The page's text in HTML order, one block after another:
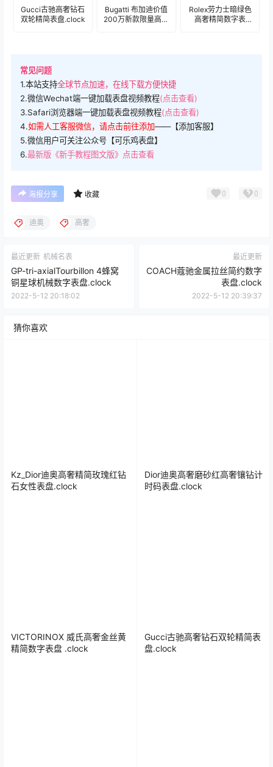
Gucci古驰高奢钻石
双轮精简表盘.clock
Bugatti 布加迪价值
200万新款限量高奢
Rolex劳力士暗绿色
高奢精简数字表
常见问题
1.本站支持全球节点加速，在线下载方便快捷
2.微信Wechat端一键加载表盘视频教程(点击查看)
3.Safari浏览器端一键加载表盘视频教程(点击查看)
4.如需人工客服微信，请点击前往添加——【添加客服】
5.微信用户可关注公众号【可乐鸡表盘】
6.最新版《新手教程图文版》点击查看
海报分享 收藏 0 0
迪奥 高奢
最近更新 机械名表
GP-tri-axialTourbillon 4蜂窝
铜星球机械数字表盘.clock
2022-5-12 20:18:02
最近更新
COACH蔻驰金属拉丝简约数字
表盘.clock
2022-5-12 20:39:37
猜你喜欢
Kz_Dior迪奥高奢精简玫瑰红钻
石女性表盘.clock
Dior迪奥高奢磨砂红高奢镶钻计
时码表盘.clock
VICTORINOX 威氏高奢金丝黄
精简数字表盘 .clock
Gucci古驰高奢钻石双轮精简表
盘.clock